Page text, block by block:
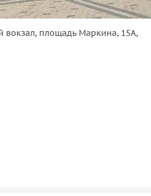
площадь Маркина, 15А,